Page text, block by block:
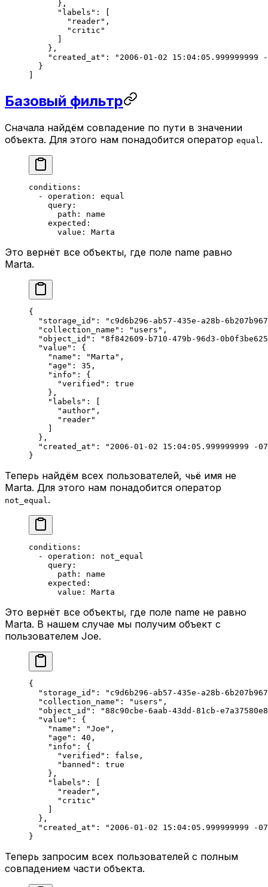
      },
      "labels"
: [
        "reader"
,
        "critic"
    },
    "created_at"
:
"2006-01-02 15:04:05.999999999 -
  }
Базовый фильтр
Сначала найдём совпадение по пути в значении
объекта. Для этого нам понадобится оператор equal .
conditions :
  -
operation : equal
    query
:
      path
: name
    expected
:
      value
: Marta
Это вернёт все объекты, где поле name равно
Marta.
{
  "storage_id"
:
"c9d6b296-ab57-435e-a28b-
  "collection_name"
: "users" ,
  "object_id"
:
"8f842609-b710-479b-96d3-
  "value"
: {
    "name"
: "Marta" ,
    "age"
: 35 ,
    "info"
: {
      "verified"
: true
    },
    "labels"
: [
      "author"
,
      "reader"
    ]
  },
  "created_at"
:
"2006-01-02 15:04:05.999999999 -
}
Теперь найдём всех пользователей, чьё имя не
Marta. Для этого нам понадобится оператор
not_equal .
conditions :
  -
operation : not_equal
    query
:
      path
: name
    expected
:
      value
: Marta
Это вернёт все объекты, где поле name не равно
Marta. В нашем случае мы получим объект с
пользователем Joe.
{
  "storage_id"
:
"c9d6b296-ab57-435e-a28b-
  "collection_name"
: "users" ,
  "object_id"
:
"88c90cbe-6aab-43dd-81cb-
  "value"
: {
    "name"
: "Joe" ,
    "age"
: 40 ,
    "info"
: {
      "verified"
: false ,
      "banned"
: true
    },
    "labels"
: [
      "reader"
,
      "critic"
    ]
  },
  "created_at"
:
"2006-01-02 15:04:05.999999999 -
}
Теперь запросим всех пользователей с полным
совпадением части объекта.